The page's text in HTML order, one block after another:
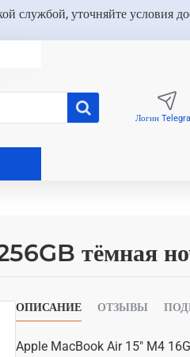
службой, уточняйте условия
Логин
тёмная
ОПИСАНИЕ ОТЗЫВЫ
Apple MacBook Air 15" M4